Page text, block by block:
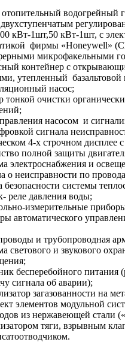
водогрейный
кВт-1шт,50 кВт-1шт, с
фирмы «Honeywell»
микрофакельными
контейнер с
утепленный базальтовой
насос;
тонкой очистки
насосом и
сигнала
4-х строчном дисплее
полной защиты
электроснабжения и
о неисправности по
безопасности системы
реле давления воды;
измерительные
автоматического
и трубопроводная
светового и звукового
бесперебойного питания
сигнала об аварии);
загазованности на
элементов модульной
из нержавеющей стали
тяги, взрывным